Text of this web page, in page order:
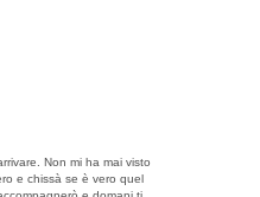
Non mi ha mai visto
e chissà se è vero quel